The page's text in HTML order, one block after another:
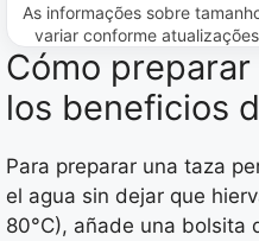
As informações sobre
variar conforme
Cómo
los beneficios
Para preparar una taza
el agua sin dejar que
80°C), añade una bolsita